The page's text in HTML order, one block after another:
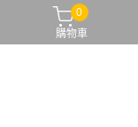
0
購物車